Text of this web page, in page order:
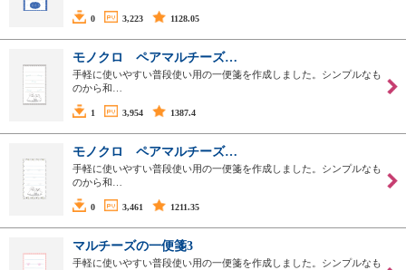
0 3,223 1128.05
モノクロ ペアマルチーズ…
手軽に使いやすい普段使い用の一便箋を作成しました。シンプルなも
のから和…
1 3,954 1387.4
モノクロ ペアマルチーズ…
手軽に使いやすい普段使い用の一便箋を作成しました。シンプルなも
のから和…
0 3,461 1211.35
マルチーズの一便箋3
手軽に使いやすい普段使い用の一便箋を作成しました。シンプルなも